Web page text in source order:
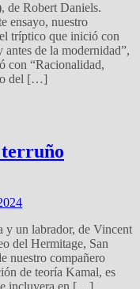
de Robert Daniels.
ensayo, nuestro
tríptico que inició con
de la modernidad”,
con “Racionalidad,
del […]
y un labrador, de Vincent
del Hermitage, San
nuestro compañero
de teoría Kamal, es